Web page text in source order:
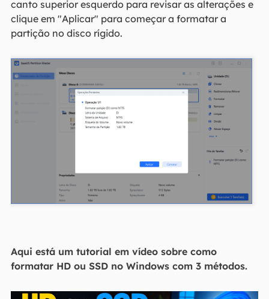
canto superior esquerdo para revisar as alterações e
clique em "Aplicar" para começar a formatar a
partição no disco rígido.
Aqui está um tutorial em vídeo sobre como
formatar HD ou SSD no Windows com 3 métodos.